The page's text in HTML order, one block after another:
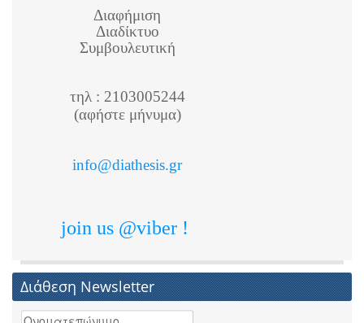
Διαφήμιση
Διαδίκτυο
Συμβουλευτική
τηλ : 2103005244
(αφήστε μήνυμα)
info@diathesis.gr
join us @viber !
Διάθεση Newsletter